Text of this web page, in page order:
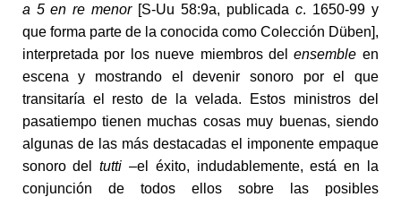
a 5 en re menor[S-Uu 58:9a, publicadac. 1650-99 y
que forma parte de la conocida como Colección Düben],
interpretada por los nueve miembros delensemble en
escena y mostrando el devenir sonoro por el que
transitaría el resto de la velada. Estos ministros del
pasatiempo tienen muchas cosas muy buenas, siendo
algunas de las más destacadas el imponente empaque
sonoro deltutti –el éxito, indudablemente, está en la
conjunción de todos ellos sobre las posibles